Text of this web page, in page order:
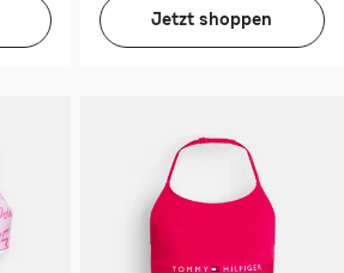
Jetzt shoppen